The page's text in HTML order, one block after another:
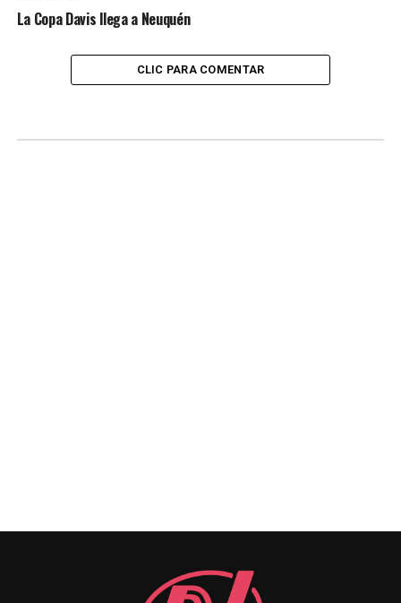
La Copa Davis llega a Neuquén
CLIC PARA COMENTAR